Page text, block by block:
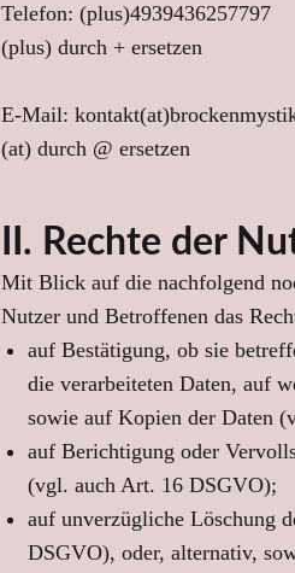
Telefon: (plus)4939436257797
(plus) durch + ersetzen
E-Mail:
(at) durch @ ersetzen
II. Rechte der
Mit Blick auf die nachfolgend
Nutzer und Betroffenen das
auf Bestätigung, ob sie
die verarbeiteten Daten, auf
sowie auf Kopien der Daten
auf Berichtigung oder
(vgl. auch Art. 16 DSGVO);
auf unverzügliche Löschung
DSGVO), oder, alternativ,